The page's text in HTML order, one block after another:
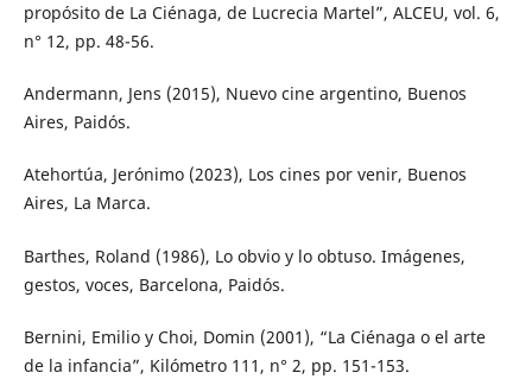
propósito de La Ciénaga, de Lucrecia Martel”, ALCEU, vol. 6,
n° 12, pp. 48-56.
Andermann, Jens (2015), Nuevo cine argentino, Buenos
Aires, Paidós.
Atehortúa, Jerónimo (2023), Los cines por venir, Buenos
Aires, La Marca.
Barthes, Roland (1986), Lo obvio y lo obtuso. Imágenes,
gestos, voces, Barcelona, Paidós.
Bernini, Emilio y Choi, Domin (2001), “La Ciénaga o el arte
de la infancia”, Kilómetro 111, n° 2, pp. 151-153.